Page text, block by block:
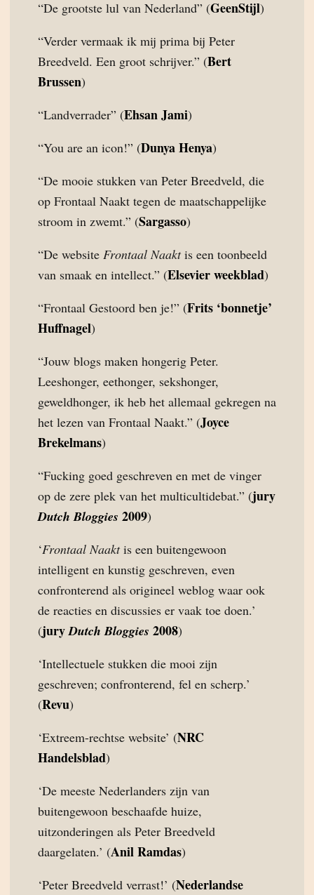
“De grootste lul van Nederland” (GeenStijl)
“Verder vermaak ik mij prima bij Peter
Breedveld. Een groot schrijver.” (Bert
Brussen)
“Landverrader” (Ehsan Jami)
“You are an icon!” (Dunya Henya)
“De mooie stukken van Peter Breedveld, die
op Frontaal Naakt tegen de maatschappelijke
stroom in zwemt.” (Sargasso)
“De website Frontaal Naaktis een toonbeeld
van smaak en intellect.” (Elsevier weekblad)
“Frontaal Gestoord ben je!” (Frits ‘bonnetje’
Huffnagel)
“Jouw blogs maken hongerig Peter.
Leeshonger, eethonger, sekshonger,
geweldhonger, ik heb het allemaal gekregen na
het lezen van Frontaal Naakt.” (Joyce
Brekelmans)
“Fucking goed geschreven en met de vinger
op de zere plek van het multicultidebat.” (jury
Dutch Bloggies 2009)
‘Frontaal Naaktis een buitengewoon
intelligent en kunstig geschreven, even
confronterend als origineel weblog waar ook
de reacties en discussies er vaak toe doen.’
(juryDutch Bloggies 2008)
‘Intellectuele stukken die mooi zijn
geschreven; confronterend, fel en scherp.’
(Revu)
‘Extreem-rechtse website’ (NRC
Handelsblad)
‘De meeste Nederlanders zijn van
buitengewoon beschaafde huize,
uitzonderingen als Peter Breedveld
daargelaten.’ (Anil Ramdas)
‘Peter Breedveld verrast!’ (Nederlandse